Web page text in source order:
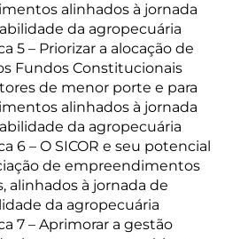
alinhados à jornada
da agropecuária
5 – Priorizar a alocação de
Fundos Constitucionais
de menor porte e para
alinhados à jornada
da agropecuária
6 – O SICOR e seu potencial
de empreendimentos
alinhados à jornada de
da agropecuária
7 – Aprimorar a gestão